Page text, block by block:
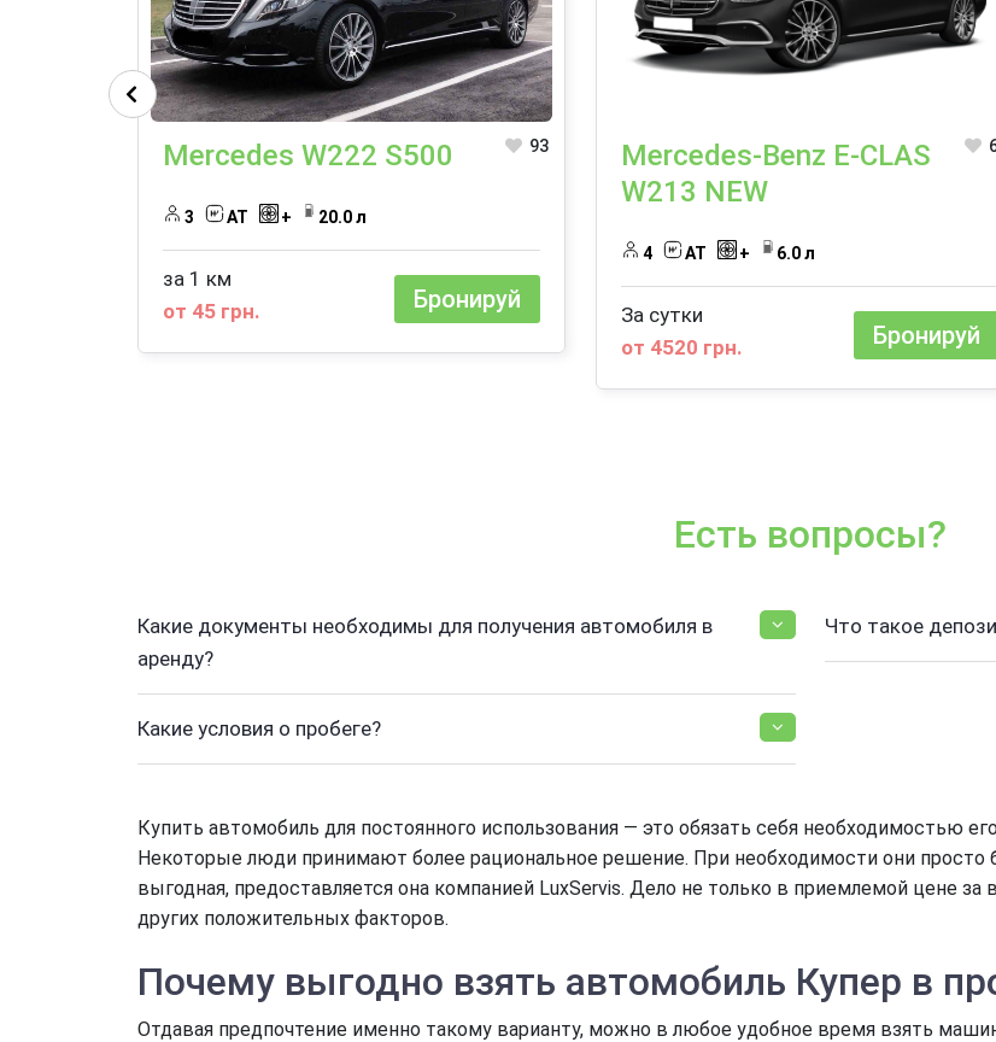
Mercedes W222 S500 93
3 АТ + 20.0 л
за 1 км
от 45 грн.
Бронируй
Mercedes-Benz E-CLAS
W213 NEW
4 AT + 6.0 л
За сутки
от 4520 грн.
Бронируй
Есть вопросы?
Какие документы необходимы для получения автомобиля в
аренду?
Что такое
Какие условия о пробеге?
Купить автомобиль для постоянного использования — это обязать себя необходимостью
Некоторые люди принимают более рациональное решение. При необходимости они просто
выгодная, предоставляется она компанией LuxServis. Дело не только в приемлемой цене за
других положительных факторов.
Почему выгодно взять автомобиль Купер в
Отдавая предпочтение именно такому варианту, можно в любое удобное время взять